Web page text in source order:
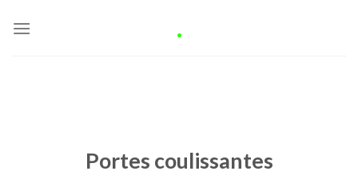
.
Portes coulissantes